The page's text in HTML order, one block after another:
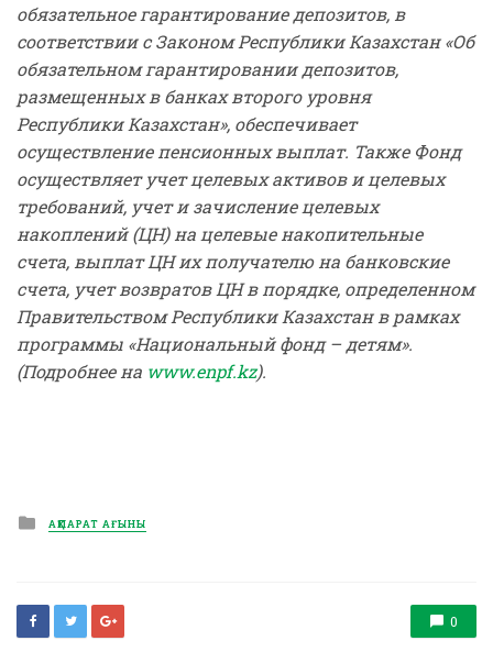
обязательное гарантирование депозитов, в
соответствии с Законом Республики Казахстан «Об
обязательном гарантировании депозитов,
размещенных в банках второго уровня
Республики Казахстан», обеспечивает
осуществление пенсионных выплат. Также Фонд
осуществляет учет целевых активов и целевых
требований, учет и зачисление целевых
накоплений (ЦН) на целевые накопительные
счета, выплат ЦН их получателю на банковские
счета, учет возвратов ЦН в порядке, определенном
Правительством Республики Казахстан в рамках
программы «Национальный фонд – детям».
(Подробнее на www.enpf.kz).
Posted
in
АҚПАРАТ АҒЫНЫ
0